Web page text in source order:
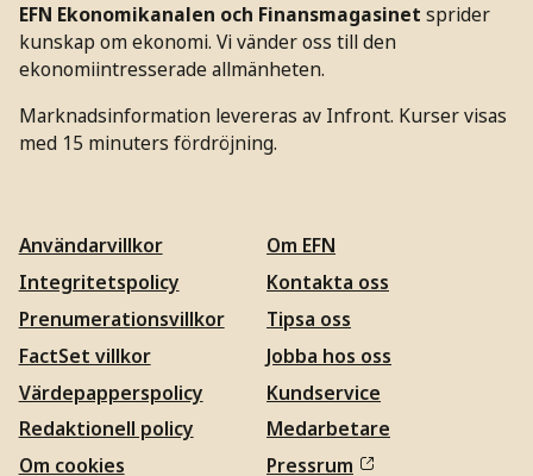
EFN Ekonomikanalen och Finansmagasinet sprider
kunskap om ekonomi. Vi vänder oss till den
ekonomiintresserade allmänheten.
Marknadsinformation levereras av Infront. Kurser visas
med 15 minuters fördröjning.
Användarvillkor
Integritetspolicy
Prenumerationsvillkor
FactSet villkor
Värdepapperspolicy
Redaktionell policy
Om cookies
Om EFN
Kontakta oss
Tipsa oss
Jobba hos oss
Kundservice
Medarbetare
Pressrum